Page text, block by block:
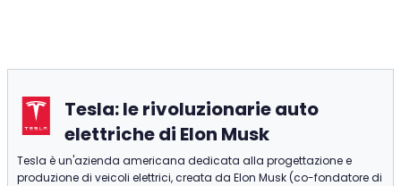
Tesla: le rivoluzionarie auto
elettriche di Elon Musk
Tesla è un'azienda americana dedicata alla progettazione e
produzione di veicoli elettrici, creata da Elon Musk (co-fondatore di